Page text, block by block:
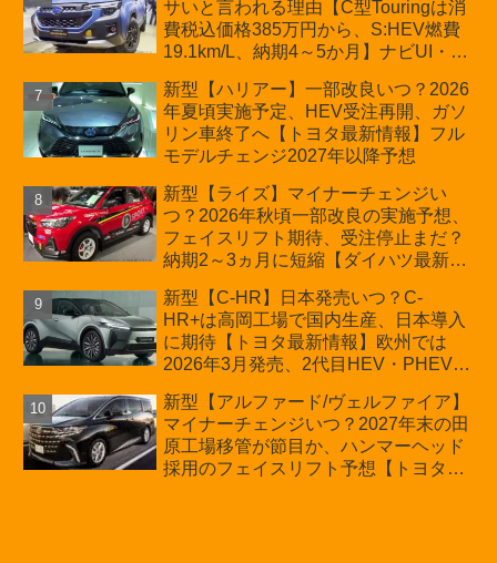
サいと言われる理由【C型Touringは消
費税込価格385万円から、S:HEV燃費
19.1km/L、納期4～5か月】ナビUI・冬
カーオブザイヤーとJNCAP大賞受賞後
も残る注意点
新型【ハリアー】一部改良いつ？2026
年夏頃実施予定、HEV受注再開、ガソ
リン車終了へ【トヨタ最新情報】フル
モデルチェンジ2027年以降予想
新型【ライズ】マイナーチェンジい
つ？2026年秋頃一部改良の実施予想、
フェイスリフト期待、受注停止まだ？
納期2～3ヵ月に短縮【ダイハツ最新情
180.07～244.2万円、値上げ約8～10万
円、法規対応、ハイブリッド4WD追加
まだ、フルモデルチェンジはトヨタが
介入か
新型【C-HR】日本発売いつ？C-
HR+は高岡工場で国内生産、日本導入
に期待【トヨタ最新情報】欧州では
2026年3月発売、2代目HEV・PHEVは
新型【アルファード/ヴェルファイア】
マイナーチェンジいつ？2027年末の田
原工場移管が節目か、ハンマーヘッド
採用のフェイスリフト予想【トヨタ最